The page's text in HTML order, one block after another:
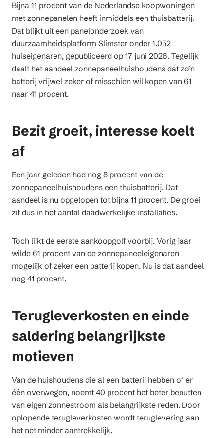
Bijna 11 procent van de Nederlandse koopwoningen
met zonnepanelen heeft inmiddels een thuisbatterij.
Dat blijkt uit een panelonderzoek van
duurzaamheidsplatform Slimster onder 1.052
huiseigenaren, gepubliceerd op 17 juni 2026. Tegelijk
daalt het aandeel zonnepaneelhuishoudens dat zo’n
batterij vrijwel zeker of misschien wil kopen van 61
naar 41 procent.
Bezit groeit, interesse koelt
af
Een jaar geleden had nog 8 procent van de
zonnepaneelhuishoudens een thuisbatterij. Dat
aandeel is nu opgelopen tot bijna 11 procent. De groei
zit dus in het aantal daadwerkelijke installaties.
Toch lijkt de eerste aankoopgolf voorbij. Vorig jaar
wilde 61 procent van de zonnepaneeleigenaren
mogelijk of zeker een batterij kopen. Nu is dat aandeel
nog 41 procent.
Terugleverkosten en einde
saldering belangrijkste
motieven
Van de huishoudens die al een batterij hebben of er
één overwegen, noemt 40 procent het beter benutten
van eigen zonnestroom als belangrijkste reden. Door
oplopende terugleverkosten wordt teruglevering aan
het net minder aantrekkelijk.